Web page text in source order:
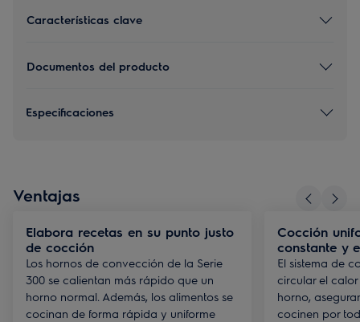
Características clave
Documentos del producto
Especificaciones
Ventajas
Elabora recetas en su punto justo
de cocción
Los hornos de convección de la Serie
300 se calientan más rápido que un
horno normal. Además, los alimentos se
cocinan de forma rápida y uniforme
Cocción
constante y
El sistema de
circular el
horno,
cocinen por